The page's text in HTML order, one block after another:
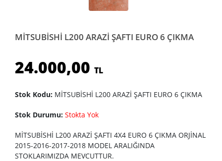
MİTSUBİSHİ L200 ARAZİ ŞAFTI EURO 6 ÇIKMA
24.000,00 TL
Stok Kodu: MİTSUBİSHİ L200 ARAZİ ŞAFTI EURO 6 ÇIKMA
Stok Durumu: Stokta Yok
MİTSUBİSHİ L200 ARAZİ ŞAFTI 4X4 EURO 6 ÇIKMA ORJİNAL
2015-2016-2017-2018 MODEL ARALIĞINDA
STOKLARIMIZDA MEVCUTTUR.